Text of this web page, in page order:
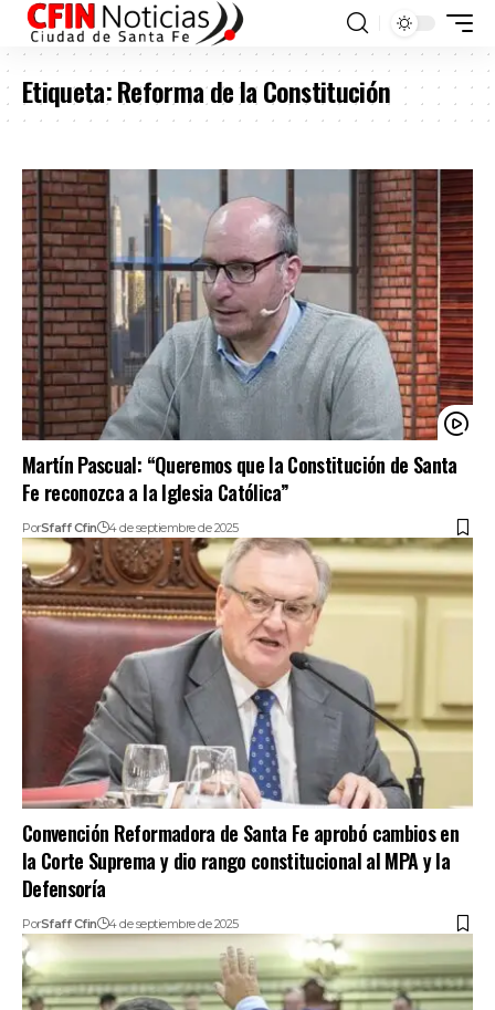
Etiqueta:Reforma de la Constitución
Martín Pascual: “Queremos que la Constitución de Santa
Fe reconozca a la Iglesia Católica”
PorSfaff Cfin 4 de septiembre de 2025
Convención Reformadora de Santa Fe aprobó cambios en
la Corte Suprema y dio rango constitucional al MPA y la
Defensoría
PorSfaff Cfin 4 de septiembre de 2025